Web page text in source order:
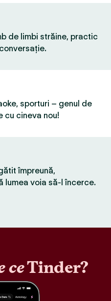
de limbi străine, practic
sporturi – genul de
cu cineva nou!
împreună,
lumea voia să-l încerce.
ceTinder?